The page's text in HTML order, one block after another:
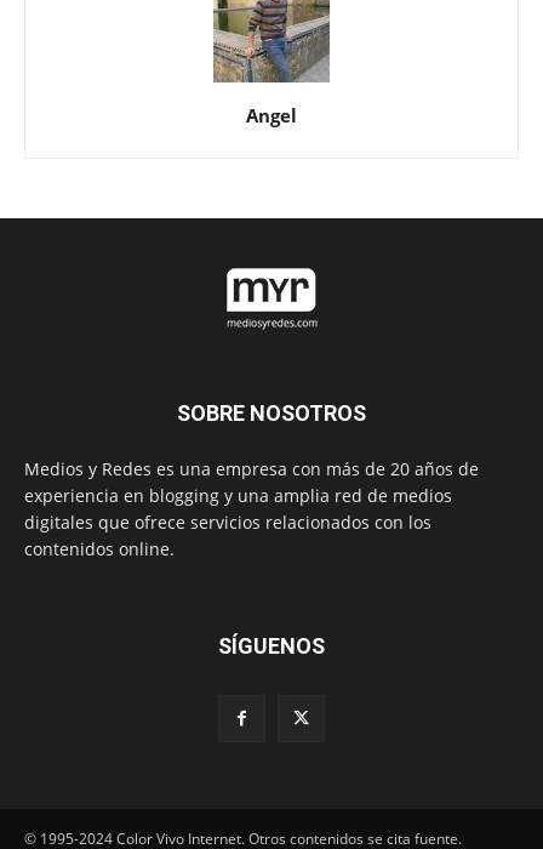
Angel
SOBRE NOSOTROS
Medios y Redes es una empresa con más de 20 años de
experiencia en blogging y una amplia red de medios
digitales que ofrece servicios relacionados con los
contenidos online.
SÍGUENOS
© 1995-2024 Color Vivo Internet. Otros contenidos se cita fuente.